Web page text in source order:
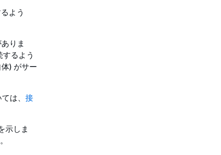
よう
りま
るよう
) がサー
は、 接
示しま